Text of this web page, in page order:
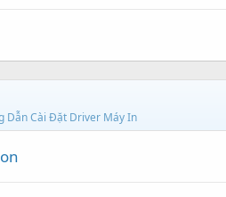
Dẫn Cài Đặt Driver Máy In